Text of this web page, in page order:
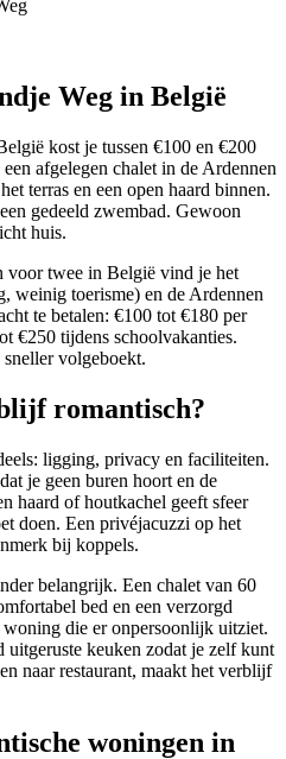
Weg in België
kost je tussen €100 en €200
afgelegen chalet in de Ardennen
terras en een open haard binnen.
gedeeld zwembad. Gewoon
huis.
voor twee in België vind je het
weinig toerisme) en de Ardennen
te betalen: €100 tot €180 per
€250 tijdens schoolvakanties.
volgeboekt.
romantisch?
ligging, privacy en faciliteiten.
je geen buren hoort en de
haard of houtkachel geeft sfeer
doen. Een privéjacuzzi op het
bij koppels.
belangrijk. Een chalet van 60
bed en een verzorgd
die er onpersoonlijk uitziet.
uitgeruste keuken zodat je zelf kunt
naar restaurant, maakt het verblijf
woningen in